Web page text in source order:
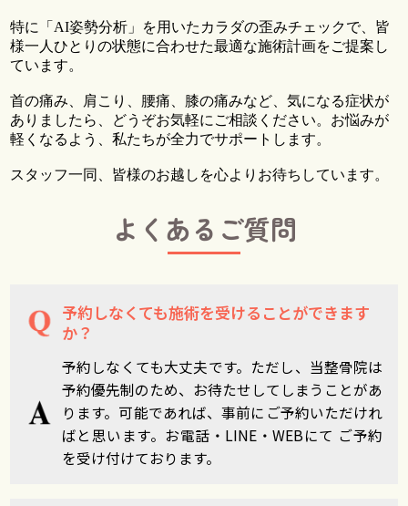
特に「AI姿勢分析」を用いたカラダの歪みチェックで、皆
様一人ひとりの状態に合わせた最適な施術計画をご提案し
ています。
首の痛み、肩こり、腰痛、膝の痛みなど、気になる症状が
ありましたら、どうぞお気軽にご相談ください。お悩みが
軽くなるよう、私たちが全力でサポートします。
スタッフ一同、皆様のお越しを心よりお待ちしています。
よくあるご質問
予約しなくても施術を受けることができます
か？
予約しなくても大丈夫です。ただし、当整骨院は
予約優先制のため、お待たせしてしまうことがあ
ります。可能であれば、事前にご予約いただけれ
ばと思います。お電話・LINE・WEBにて ご予約
を受け付けております。